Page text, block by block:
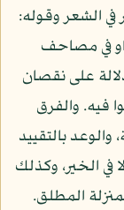
في الشعر وقوله:
في مصاحف
على نقصان
فيه. والفرق
بالتقييد
في الخير، وكذلك
المطلق.